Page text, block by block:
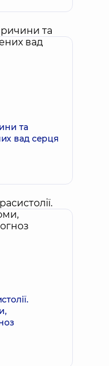
та
вад серця